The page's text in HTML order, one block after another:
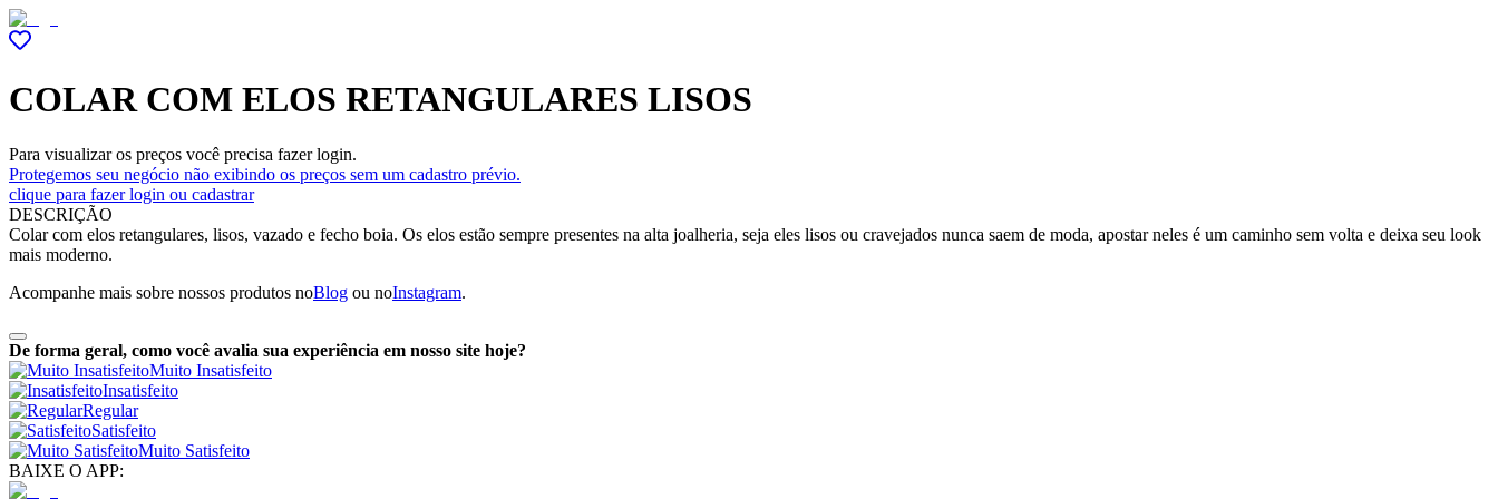
COLAR COM ELOS RETANGULARES LISOS
Para visualizar os preços você precisa fazer login.
Protegemos seu negócio não exibindo os preços sem um cadastro prévio.
clique para fazer login ou cadastrar
DESCRIÇÃO
Colar com elos retangulares, lisos, vazado e fecho boia. Os elos estão sempre presentes na alta joalheria, seja eles lisos ou cravejados nunca saem de moda, apostar neles é um caminho sem volta e deixa seu look
mais moderno.
Acompanhe mais sobre nossos produtos noBlog ou noInstagram.
De forma geral, como você avalia sua experiência em nosso site hoje?
Muito Insatisfeito
Insatisfeito
Regular
Satisfeito
Muito Satisfeito
BAIXE O APP: